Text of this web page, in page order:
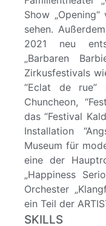
Show
sehen.
2021 neu
„Barbaren
Zirkusfestivals
“Eclat de rue”
Chuncheon,
das “Festival
Installation
Museum für
eine der
„Happiness
Orchester
ein Teil der
SKILLS